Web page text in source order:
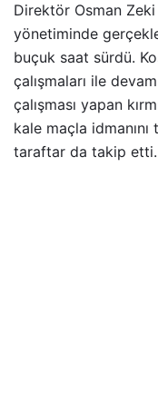
Direktör Osman Zeki
yönetiminde
buçuk saat sürdü.
çalışmaları ile
çalışması yapan
kale maçla
taraftar da takip etti.